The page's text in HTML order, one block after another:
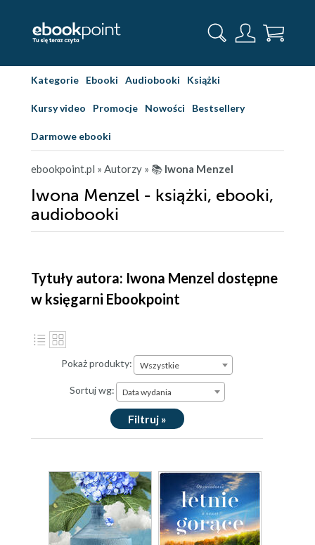
Kategorie Ebooki Audiobooki Książki
Kursy video Promocje Nowości Bestsellery
Darmowe ebooki
ebookpoint.pl » Autorzy » 📚 Iwona Menzel
Iwona Menzel - książki, ebooki,
audiobooki
Tytuły autora: Iwona Menzel dostępne
w księgarni Ebookpoint
Pokaż produkty: Wszystkie
Sortuj wg: Data wydania
Filtruj »